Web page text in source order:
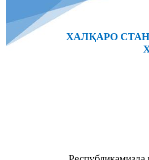
ХАЛҚАРО